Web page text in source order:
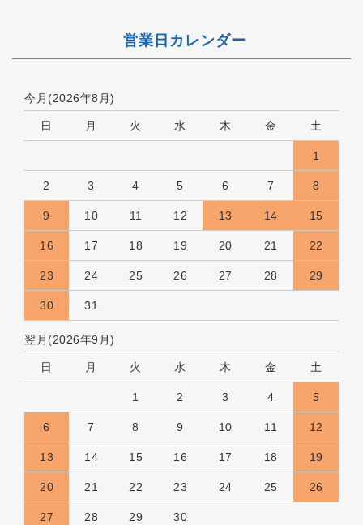
営業日カレンダー
今月(2026年8月)
日 月 火 水 木 金 土
1
2 3 4 5 6 7 8
9 10 11 12 13 14 15
16 17 18 19 20 21 22
23 24 25 26 27 28 29
30 31
翌月(2026年9月)
日 月 火 水 木 金 土
1 2 3 4 5
6 7 8 9 10 11 12
13 14 15 16 17 18 19
20 21 22 23 24 25 26
27 28 29 30